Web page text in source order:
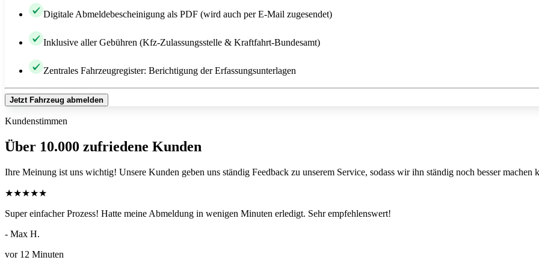
Digitale Abmeldebescheinigung als PDF (wird auch per E-Mail zugesendet)
Inklusive aller Gebühren (Kfz-Zulassungsstelle & Kraftfahrt-Bundesamt)
Zentrales Fahrzeugregister: Berichtigung der Erfassungsunterlagen
Jetzt Fahrzeug abmelden
Kundenstimmen
Über 10.000 zufriedene Kunden
Ihre Meinung ist uns wichtig! Unsere Kunden geben uns ständig Feedback zu unserem Service, sodass wir ihn ständig noch besser machen
★★★★★
Super einfacher Prozess! Hatte meine Abmeldung in wenigen Minuten erledigt. Sehr empfehlenswert!
- Max H.
vor 12 Minuten